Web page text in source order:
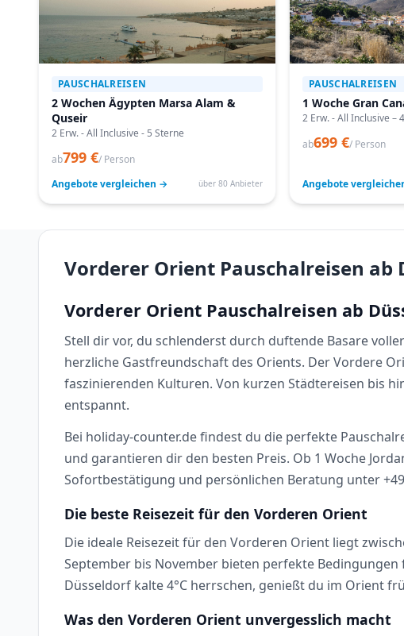
PAUSCHALREISEN
2 Wochen Ägypten Marsa Alam &
Quseir
2 Erw. - All Inclusive - 5 Sterne
ab799 €/ Person
Angebote vergleichen →
über 80 Anbieter
PAUSCHALREISEN
1 Woche Gran
2 Erw. - All Inclusive –
ab699 €/ Person
Angebote
Vorderer Orient Pauschalreisen ab
Vorderer Orient Pauschalreisen ab
Stell dir vor, du schlenderst durch duftende Basare
herzliche Gastfreundschaft des Orients. Der Vordere
faszinierenden Kulturen. Von kurzen Städtereisen bis
entspannt.
Bei holiday-counter.de findest du die perfekte
und garantieren dir den besten Preis. Ob 1 Woche
Sofortbestätigung und persönlichen Beratung unter
Die beste Reisezeit für den Vorderen Orient
Die ideale Reisezeit für den Vorderen Orient liegt
September bis November bieten perfekte
Düsseldorf kalte 4°C herrschen, genießt du im Orient
Was den Vorderen Orient unvergesslich macht